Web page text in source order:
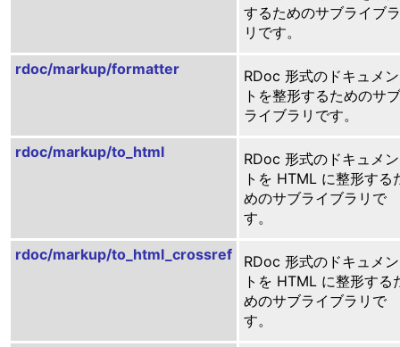
するためのサブライブラ
リです。
rdoc/markup/formatter
RDoc 形式のドキュメン
トを整形するためのサブ
ライブラリです。
rdoc/markup/to_html
RDoc 形式のドキュメン
トを HTML に整形する
めのサブライブラリで
す。
rdoc/markup/to_html_crossref
RDoc 形式のドキュメン
トを HTML に整形する
めのサブライブラリで
す。